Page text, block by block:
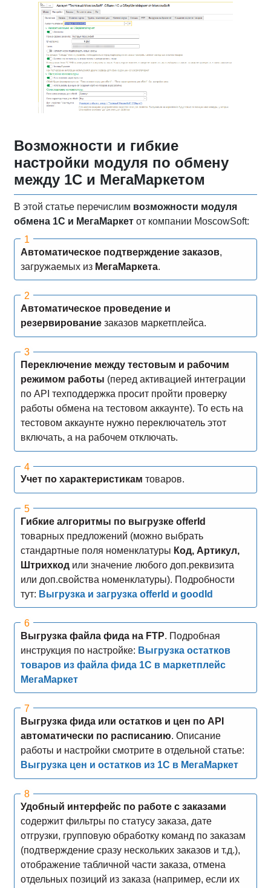
Возможности и гибкие
настройки модуля по обмену
между 1С и МегаМаркетом
В этой статье перечислим возможности модуля
обмена 1С и МегаМаркет от компании MoscowSoft:
Автоматическое подтверждение заказов,
загружаемых из МегаМаркета.
Автоматическое проведение и
резервированиезаказов маркетплейса.
Переключение между тестовым и рабочим
режимом работы (перед активацией интеграции
по API техподдержка просит пройти проверку
работы обмена на тестовом аккаунте). То есть на
тестовом аккаунте нужно переключатель этот
включать, а на рабочем отключать.
Учет по характеристикам товаров.
Гибкие алгоритмы по выгрузке offerId
товарных предложений (можно выбрать
стандартные поля номенклатуры Код, Артикул,
Штрихкодили значение любого доп.реквизита
или доп.свойства номенклатуры). Подробности
тут: Выгрузка и загрузка offerId и goodId
Выгрузка файла фида на FTP. Подробная
инструкция по настройке: Выгрузка остатков
товаров из файла фида 1С в маркетплейс
МегаМаркет
Выгрузка фида или остатков и цен по API
автоматически по расписанию. Описание
работы и настройки смотрите в отдельной статье:
Выгрузка цен и остатков из 1С в МегаМаркет
Удобный интерфейс по работе с заказами
содержит фильтры по статусу заказа, дате
отгрузки, групповую обработку команд по заказам
(подтверждение сразу нескольких заказов и т.д.),
отображение табличной части заказа, отмена
отдельных позиций из заказа (например, если их